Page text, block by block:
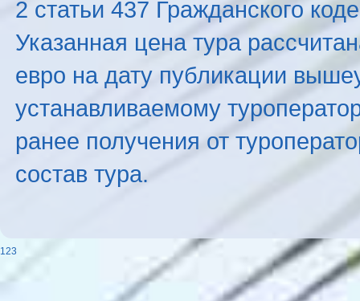
2 статьи 437 Гражданского
Указанная цена тура
евро на дату публикации
устанавливаемому
ранее получения от
состав тура.
123